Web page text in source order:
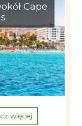
Cape
więcej